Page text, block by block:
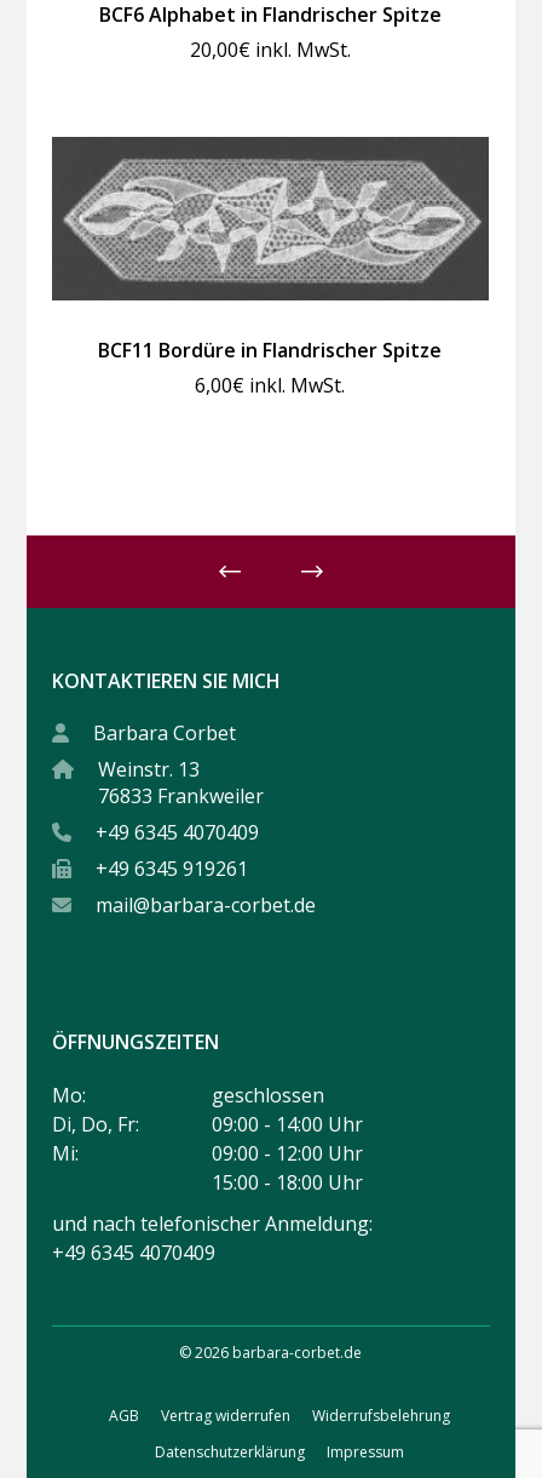
BCF6 Alphabet in Flandrischer Spitze
20,00€ inkl. MwSt.
BCF11 Bordüre in Flandrischer Spitze
6,00€ inkl. MwSt.
KONTAKTIEREN SIE MICH
Barbara Corbet
Weinstr. 13
76833 Frankweiler
+49 6345 4070409
+49 6345 919261
mail@barbara-corbet.de
ÖFFNUNGSZEITEN
Mo:
geschlossen
Di, Do, Fr:
09:00 - 14:00 Uhr
Mi:
09:00 - 12:00 Uhr
15:00 - 18:00 Uhr
und nach telefonischer Anmeldung:
+49 6345 4070409
© 2026 barbara-corbet.de
AGB Vertrag widerrufen
Widerrufsbelehrung
Datenschutzerklärung
Impressum